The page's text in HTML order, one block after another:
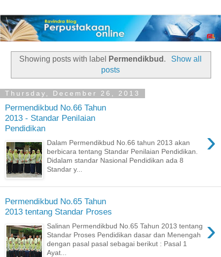
Showing posts with label Permendikbud .
Show all
posts
Thursday, December 26, 2013
Permendikbud No.66 Tahun
2013 - Standar Penilaian
Pendidikan
›
Dalam Permendikbud No.66 tahun 2013 akan
berbicara tentang Standar Penilaian Pendidikan.
Didalam standar Nasional Pendidikan ada 8
Standar y...
Permendikbud No.65 Tahun
2013 tentang Standar Proses
›
Salinan Permendikbud No.65 Tahun 2013 tentang
Standar Proses Pendidikan dasar dan Menengah
dengan pasal pasal sebagai berikut : Pasal 1
Ayat...